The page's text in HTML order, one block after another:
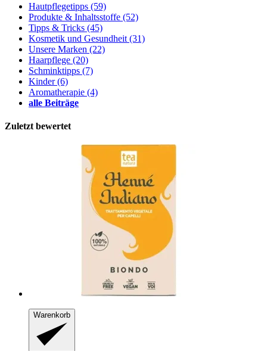
Hautpflegetipps (59)
Produkte & Inhaltsstoffe (52)
Tipps & Tricks (45)
Kosmetik und Gesundheit (31)
Unsere Marken (22)
Haarpflege (20)
Schminktipps (7)
Kinder(6)
Aromatherapie (4)
alle Beiträge
Zuletzt bewertet
Warenkorb